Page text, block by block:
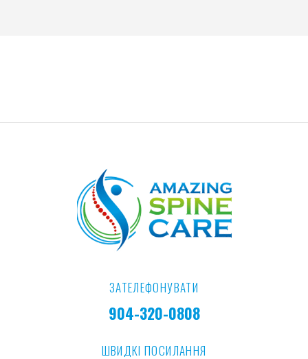
ЗАТЕЛЕФОНУВАТИ
904-320-0808
ШВИДКІ ПОСИЛАННЯ